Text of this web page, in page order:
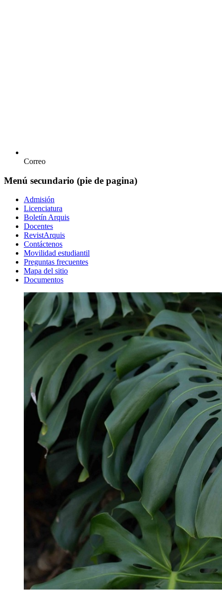
Correo
Menú secundario (pie de pagina)
Admisión
Licenciatura
Boletín Arquis
Docentes
RevistArquis
Contáctenos
Movilidad estudiantil
Preguntas frecuentes
Mapa del sitio
Documentos